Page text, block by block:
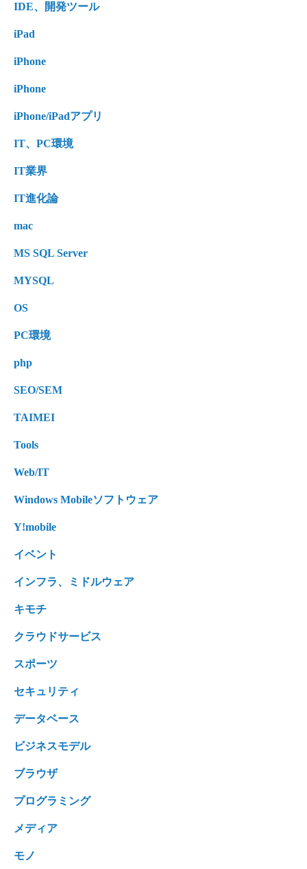
IDE、開発ツール
iPad
iPhone
iPhone
iPhone/iPadアプリ
IT、PC環境
IT業界
IT進化論
mac
MS SQL Server
MYSQL
OS
PC環境
php
SEO/SEM
TAIMEI
Tools
Web/IT
Windows Mobileソフトウェア
Y!mobile
イベント
インフラ、ミドルウェア
キモチ
クラウドサービス
スポーツ
セキュリティ
データベース
ビジネスモデル
ブラウザ
プログラミング
メディア
モノ